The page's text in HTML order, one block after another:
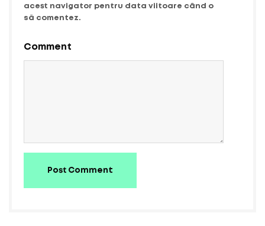
acest navigator pentru data viitoare când o
să comentez.
Comment
Post Comment